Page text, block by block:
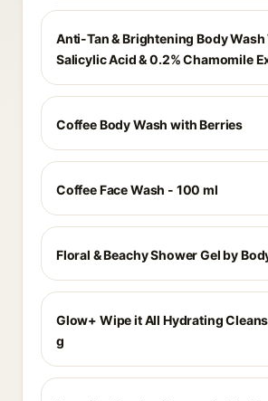
Anti-Tan & Brightening Body
Salicylic Acid & 0.2% Chamomile
Coffee Body Wash with Berries
Coffee Face Wash - 100 ml
Floral & Beachy Shower Gel by
Glow+ Wipe it All Hydrating
g